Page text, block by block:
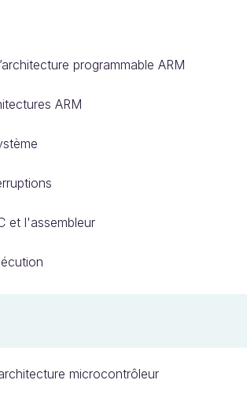
programmable ARM
ARM
et l'assembleur
microcontrôleur